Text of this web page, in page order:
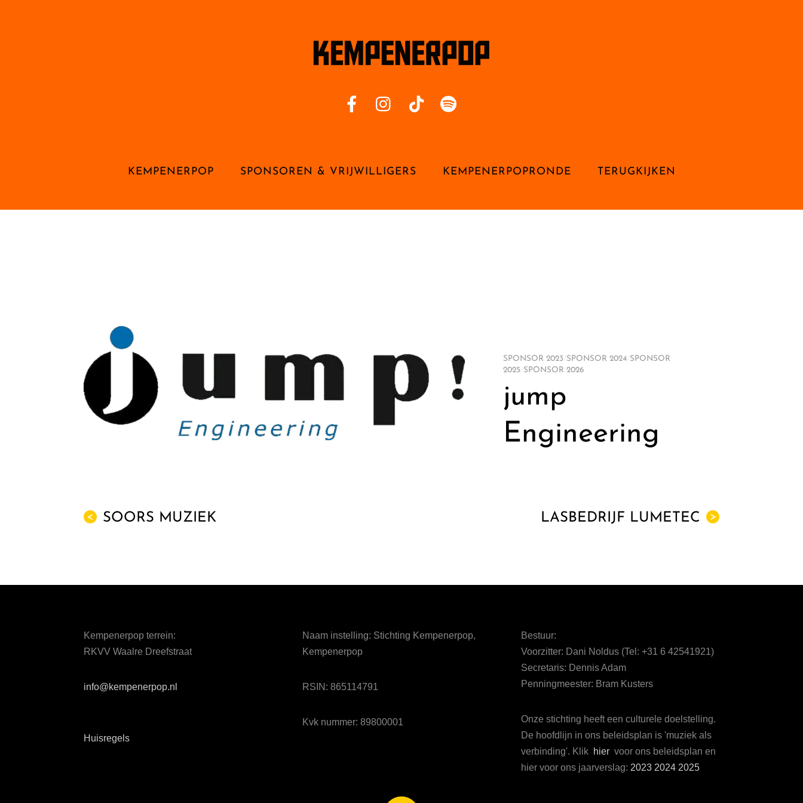
KEMPENERPOP SPONSOREN & VRIJWILLIGERS KEMPENERPOPRONDE TERUGKIJKEN
SPONSOR 2023 SPONSOR 2024 SPONSOR
2025 SPONSOR 2026
jump
Engineering
< SOORS MUZIEK >
LASBEDRIJF LUMETEC
Kempenerpop terrein:
RKVV Waalre Dreefstraat
info@kempenerpop.nl
Huisregels
Naam instelling: Stichting Kempenerpop,
Kempenerpop
RSIN: 865114791
Kvk nummer: 89800001
Bestuur:
Voorzitter: Dani Noldus (Tel: +31 6 42541921)
Secretaris: Dennis Adam
Penningmeester: Bram Kusters
Onze stichting heeft een culturele doelstelling.
De hoofdlijn in ons beleidsplan is 'muziek als
verbinding'. Klik hier voor ons beleidsplan en
hier voor ons jaarverslag: 2023 2024 2025